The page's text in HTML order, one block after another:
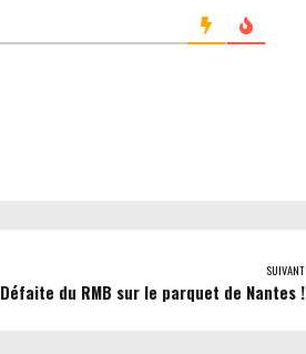
SUIVANT
Défaite du RMB sur le parquet de Nantes !